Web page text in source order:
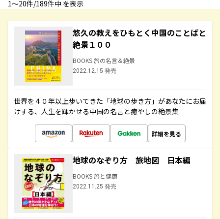
1〜20件/189件中 を表示
悠久の教えをひもとく中国のことばと
絶景１００
BOOKS 旅の名言＆絶景
2022.12.15 発売
世界を４０年以上歩いてきた「地球の歩き方」があなたにお届
けする、人生を輝かせる中国の名言と癒やしの絶景集
詳細を見る
地球のなぞり方 旅地図 日本編
BOOKS 旅と健康
2022.11.25 発売